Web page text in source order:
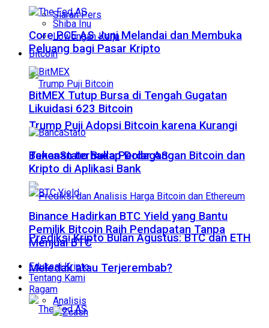
Siaran Pers
Lowongan Kerja
Shiba Inu
Bitcoin
Trump Puji Adopsi Bitcoin karena Kurangi
Tekanan terhadap Dolar AS
Prediksi Kripto Bulan Agustus: BTC dan ETH
Meledak atau Terjerembab?
Core PCE AS Juni Melandai dan Membuka
Peluang bagi Pasar Kripto
BitMEX Tutup Bursa di Tengah Gugatan
Likuidasi 623 Bitcoin
BancaStato Buka Perdagangan Bitcoin dan
Kripto di Aplikasi Bank
Binance Hadirkan BTC Yield yang Bantu
Pemilik Bitcoin Raih Pendapatan Tanpa
Menjual BTC
Edukasi Kripto
Tentang Kami
Ragam
Analisis